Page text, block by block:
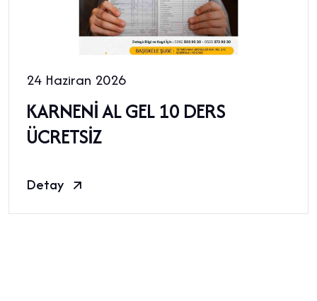
24 Haziran 2026
KARNENİ AL GEL 10 DERS
ÜCRETSİZ
Detay